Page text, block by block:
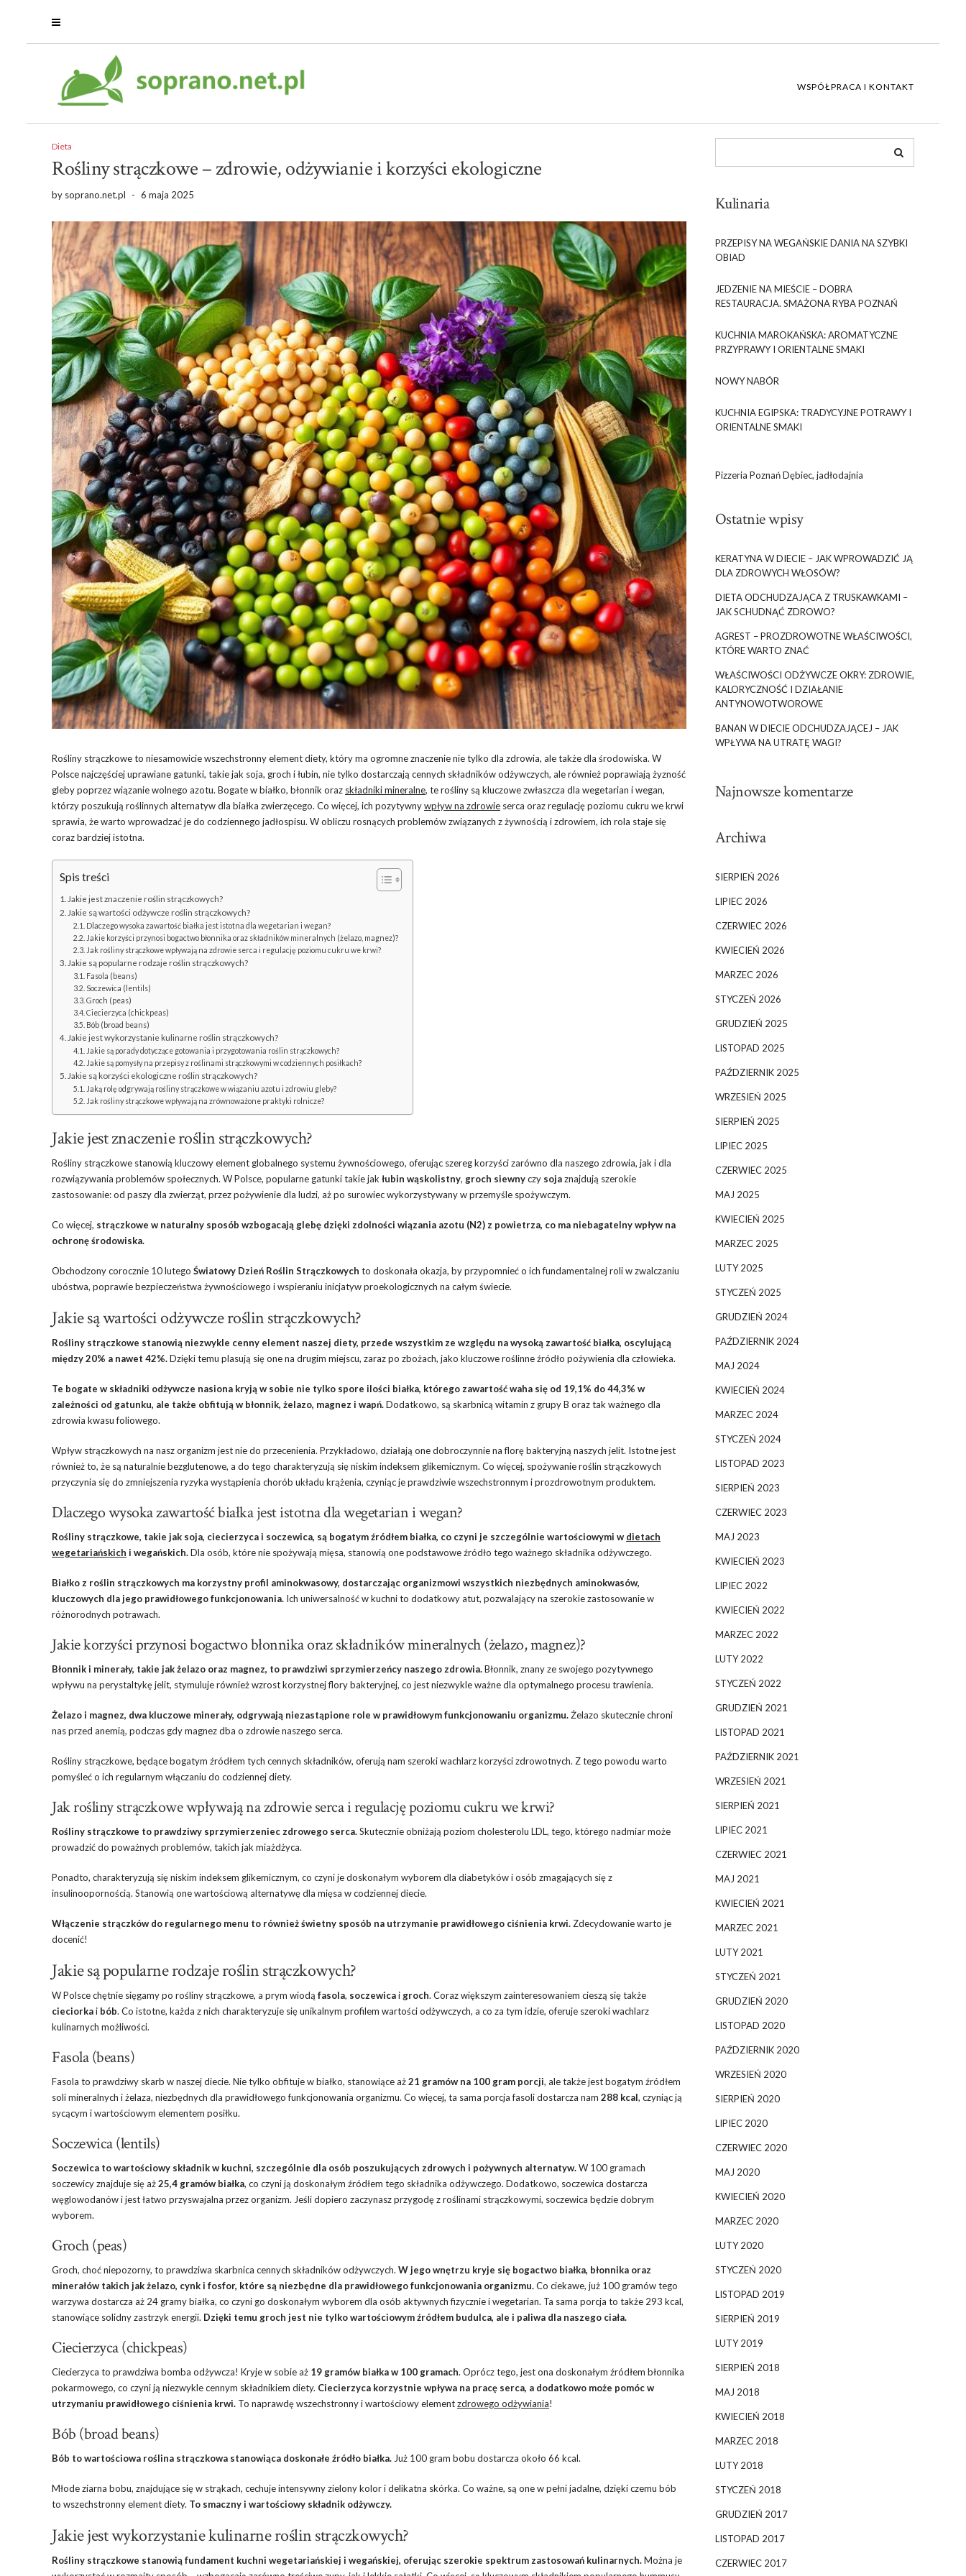
WSPÓŁPRACA I KONTAKT
Dieta
Rośliny strączkowe – zdrowie, odżywianie i korzyści ekologiczne
by soprano.net.pl - 6 maja 2025
Rośliny strączkowe to niesamowicie wszechstronny element diety, który ma ogromne znaczenie nie tylko dla zdrowia, ale także dla środowiska. W
Polsce najczęściej uprawiane gatunki, takie jak soja, groch i łubin, nie tylko dostarczają cennych składników odżywczych, ale również poprawiają żyzność
gleby poprzez wiązanie wolnego azotu. Bogate w białko, błonnik oraz składniki mineralne, te rośliny są kluczowe zwłaszcza dla wegetarian i wegan,
którzy poszukują roślinnych alternatyw dla białka zwierzęcego. Co więcej, ich pozytywnywpływ na zdrowie serca oraz regulację poziomu cukru we krwi
sprawia, że warto wprowadzać je do codziennego jadłospisu. W obliczu rosnących problemów związanych z żywnością i zdrowiem, ich rola staje się
coraz bardziej istotna.
Spis treści
Jakie jest znaczenie roślin strączkowych?
Jakie są wartości odżywcze roślin strączkowych?
Dlaczego wysoka zawartość białka jest istotna dla wegetarian i wegan?
Jakie korzyści przynosi bogactwo błonnika oraz składników mineralnych (żelazo, magnez)?
Jak rośliny strączkowe wpływają na zdrowie serca i regulację poziomu cukru we krwi?
Jakie są popularne rodzaje roślin strączkowych?
Fasola (beans)
Soczewica (lentils)
Groch (peas)
Ciecierzyca (chickpeas)
Bób (broad beans)
Jakie jest wykorzystanie kulinarne roślin strączkowych?
Jakie są porady dotyczące gotowania i przygotowania roślin strączkowych?
Jakie są pomysły na przepisy z roślinami strączkowymi w codziennych posiłkach?
Jakie są korzyści ekologiczne roślin strączkowych?
Jaką rolę odgrywają rośliny strączkowe w wiązaniu azotu i zdrowiu gleby?
Jak rośliny strączkowe wpływają na zrównoważone praktyki rolnicze?
Jakie jest znaczenie roślin strączkowych?
Rośliny strączkowe stanowią kluczowy element globalnego systemu żywnościowego, oferując szereg korzyści zarówno dla naszego zdrowia, jak i dla
rozwiązywania problemów społecznych. W Polsce, popularne gatunki takie jak łubin wąskolistny, groch siewnyczy sojaznajdują szerokie
zastosowanie: od paszy dla zwierząt, przez pożywienie dla ludzi, aż po surowiec wykorzystywany w przemyśle spożywczym.
Co więcej, strączkowe w naturalny sposób wzbogacają glebę dzięki zdolności wiązania azotu (N2) z powietrza, co ma niebagatelny wpływ na
ochronę środowiska.
Obchodzony corocznie 10 lutego Światowy Dzień Roślin Strączkowych to doskonała okazja, by przypomnieć o ich fundamentalnej roli w zwalczaniu
ubóstwa, poprawie bezpieczeństwa żywnościowego i wspieraniu inicjatyw proekologicznych na całym świecie.
Jakie są wartości odżywcze roślin strączkowych?
Rośliny strączkowe stanowią niezwykle cenny element naszej diety, przede wszystkim ze względu na wysoką zawartość białka, oscylującą
między 20% a nawet 42%.Dzięki temu plasują się one na drugim miejscu, zaraz po zbożach, jako kluczowe roślinne źródło pożywienia dla człowieka.
Te bogate w składniki odżywcze nasiona kryją w sobie nie tylko spore ilości białka, którego zawartość waha się od 19,1% do 44,3% w
zależności od gatunku, ale także obfitują w błonnik, żelazo, magnez i wapń.Dodatkowo, są skarbnicą witamin z grupy B oraz tak ważnego dla
zdrowia kwasu foliowego.
Wpływ strączkowych na nasz organizm jest nie do przecenienia. Przykładowo, działają one dobroczynnie na florę bakteryjną naszych jelit. Istotne jest
również to, że są naturalnie bezglutenowe, a do tego charakteryzują się niskim indeksem glikemicznym. Co więcej, spożywanie roślin strączkowych
przyczynia się do zmniejszenia ryzyka wystąpienia chorób układu krążenia, czyniąc je prawdziwie wszechstronnym i prozdrowotnym produktem.
Dlaczego wysoka zawartość białka jest istotna dla wegetarian i wegan?
Rośliny strączkowe, takie jak soja, ciecierzyca i soczewica, są bogatym źródłem białka, co czyni je szczególnie wartościowymi w dietach
wegetariańskich i wegańskich.Dla osób, które nie spożywają mięsa, stanowią one podstawowe źródło tego ważnego składnika odżywczego.
Białko z roślin strączkowych ma korzystny profil aminokwasowy, dostarczając organizmowi wszystkich niezbędnych aminokwasów,
kluczowych dla jego prawidłowego funkcjonowania. Ich uniwersalność w kuchni to dodatkowy atut, pozwalający na szerokie zastosowanie w
różnorodnych potrawach.
Jakie korzyści przynosi bogactwo błonnika oraz składników mineralnych (żelazo, magnez)?
Błonnik i minerały, takie jak żelazo oraz magnez, to prawdziwi sprzymierzeńcy naszego zdrowia.Błonnik, znany ze swojego pozytywnego
wpływu na perystaltykę jelit, stymuluje również wzrost korzystnej flory bakteryjnej, co jest niezwykle ważne dla optymalnego procesu trawienia.
Żelazo i magnez, dwa kluczowe minerały, odgrywają niezastąpione role w prawidłowym funkcjonowaniu organizmu.Żelazo skutecznie chroni
nas przed anemią, podczas gdy magnez dba o zdrowie naszego serca.
Rośliny strączkowe, będące bogatym źródłem tych cennych składników, oferują nam szeroki wachlarz korzyści zdrowotnych. Z tego powodu warto
pomyśleć o ich regularnym włączaniu do codziennej diety.
Jak rośliny strączkowe wpływają na zdrowie serca i regulację poziomu cukru we krwi?
Rośliny strączkowe to prawdziwy sprzymierzeniec zdrowego serca.Skutecznie obniżają poziom cholesterolu LDL, tego, którego nadmiar może
prowadzić do poważnych problemów, takich jak miażdżyca.
Ponadto, charakteryzują się niskim indeksem glikemicznym, co czyni je doskonałym wyborem dla diabetyków i osób zmagających się z
insulinoopornością. Stanowią one wartościową alternatywę dla mięsa w codziennej diecie.
Włączenie strączków do regularnego menu to również świetny sposób na utrzymanie prawidłowego ciśnienia krwi. Zdecydowanie warto je
docenić!
Jakie są popularne rodzaje roślin strączkowych?
W Polsce chętnie sięgamy po rośliny strączkowe, a prym wiodą fasola, soczewicai groch. Coraz większym zainteresowaniem cieszą się także
cieciorkai bób. Co istotne, każda z nich charakteryzuje się unikalnym profilem wartości odżywczych, a co za tym idzie, oferuje szeroki wachlarz
kulinarnych możliwości.
Fasola (beans)
Fasola to prawdziwy skarb w naszej diecie. Nie tylko obfituje w białko, stanowiące aż21 gramów na 100 gram porcji, ale także jest bogatym źródłem
soli mineralnych i żelaza, niezbędnych dla prawidłowego funkcjonowania organizmu. Co więcej, ta sama porcja fasoli dostarcza nam 288 kcal, czyniąc ją
sycącym i wartościowym elementem posiłku.
Soczewica (lentils)
Soczewica to wartościowy składnik w kuchni, szczególnie dla osób poszukujących zdrowych i pożywnych alternatyw.W 100 gramach
soczewicy znajduje się aż25,4 gramów białka, co czyni ją doskonałym źródłem tego składnika odżywczego. Dodatkowo, soczewica dostarcza
węglowodanów i jest łatwo przyswajalna przez organizm. Jeśli dopiero zaczynasz przygodę z roślinami strączkowymi, soczewica będzie dobrym
wyborem.
Groch (peas)
Groch, choć niepozorny, to prawdziwa skarbnica cennych składników odżywczych. W jego wnętrzu kryje się bogactwo białka, błonnika oraz
minerałów takich jak żelazo, cynk i fosfor, które są niezbędne dla prawidłowego funkcjonowania organizmu.Co ciekawe, już 100 gramów tego
warzywa dostarcza aż 24 gramy białka, co czyni go doskonałym wyborem dla osób aktywnych fizycznie i wegetarian. Ta sama porcja to także 293 kcal,
stanowiące solidny zastrzyk energii. Dzięki temu groch jest nie tylko wartościowym źródłem budulca, ale i paliwa dla naszego ciała.
Ciecierzyca (chickpeas)
Ciecierzyca to prawdziwa bomba odżywcza! Kryje w sobie aż 19 gramów białka w 100 gramach. Oprócz tego, jest ona doskonałym źródłem błonnika
pokarmowego, co czyni ją niezwykle cennym składnikiem diety. Ciecierzyca korzystnie wpływa na pracę serca, a dodatkowo może pomóc w
utrzymaniu prawidłowego ciśnienia krwi. To naprawdę wszechstronny i wartościowy elementzdrowego odżywiania!
Bób (broad beans)
Bób to wartościowa roślina strączkowa stanowiąca doskonałe źródło białka. Już 100 gram bobu dostarcza około 66 kcal.
Młode ziarna bobu, znajdujące się w strąkach, cechuje intensywny zielony kolor i delikatna skórka. Co ważne, są one w pełni jadalne, dzięki czemu bób
to wszechstronny element diety. To smaczny i wartościowy składnik odżywczy.
Jakie jest wykorzystanie kulinarne roślin strączkowych?
Rośliny strączkowe stanowią fundament kuchni wegetariańskiej i wegańskiej, oferując szerokie spektrum zastosowań kulinarnych.Można je
Kulinaria
PRZEPISY NA WEGAŃSKIE DANIA NA SZYBKI
OBIAD
JEDZENIE NA MIEŚCIE – DOBRA
RESTAURACJA. SMAŻONA RYBA POZNAŃ
KUCHNIA MAROKAŃSKA: AROMATYCZNE
PRZYPRAWY I ORIENTALNE SMAKI
NOWY NABÓR
KUCHNIA EGIPSKA: TRADYCYJNE POTRAWY I
ORIENTALNE SMAKI
Pizzeria Poznań Dębiec, jadłodajnia
Ostatnie wpisy
KERATYNA W DIECIE – JAK WPROWADZIĆ JĄ
DLA ZDROWYCH WŁOSÓW?
DIETA ODCHUDZAJĄCA Z TRUSKAWKAMI –
JAK SCHUDNĄĆ ZDROWO?
AGREST – PROZDROWOTNE WŁAŚCIWOŚCI,
KTÓRE WARTO ZNAĆ
WŁAŚCIWOŚCI ODŻYWCZE OKRY: ZDROWIE,
KALORYCZNOŚĆ I DZIAŁANIE
ANTYNOWOTWOROWE
BANAN W DIECIE ODCHUDZAJĄCEJ – JAK
WPŁYWA NA UTRATĘ WAGI?
Najnowsze komentarze
Archiwa
SIERPIEŃ 2026
LIPIEC 2026
CZERWIEC 2026
KWIECIEŃ 2026
MARZEC 2026
STYCZEŃ 2026
GRUDZIEŃ 2025
LISTOPAD 2025
PAŹDZIERNIK 2025
WRZESIEŃ 2025
SIERPIEŃ 2025
LIPIEC 2025
CZERWIEC 2025
MAJ 2025
KWIECIEŃ 2025
MARZEC 2025
LUTY 2025
STYCZEŃ 2025
GRUDZIEŃ 2024
PAŹDZIERNIK 2024
MAJ 2024
KWIECIEŃ 2024
MARZEC 2024
STYCZEŃ 2024
LISTOPAD 2023
SIERPIEŃ 2023
CZERWIEC 2023
MAJ 2023
KWIECIEŃ 2023
LIPIEC 2022
KWIECIEŃ 2022
MARZEC 2022
LUTY 2022
STYCZEŃ 2022
GRUDZIEŃ 2021
LISTOPAD 2021
PAŹDZIERNIK 2021
WRZESIEŃ 2021
SIERPIEŃ 2021
LIPIEC 2021
CZERWIEC 2021
MAJ 2021
KWIECIEŃ 2021
MARZEC 2021
LUTY 2021
STYCZEŃ 2021
GRUDZIEŃ 2020
LISTOPAD 2020
PAŹDZIERNIK 2020
WRZESIEŃ 2020
SIERPIEŃ 2020
LIPIEC 2020
CZERWIEC 2020
MAJ 2020
KWIECIEŃ 2020
MARZEC 2020
LUTY 2020
STYCZEŃ 2020
LISTOPAD 2019
SIERPIEŃ 2019
LUTY 2019
SIERPIEŃ 2018
MAJ 2018
KWIECIEŃ 2018
MARZEC 2018
LUTY 2018
STYCZEŃ 2018
GRUDZIEŃ 2017
LISTOPAD 2017
CZERWIEC 2017